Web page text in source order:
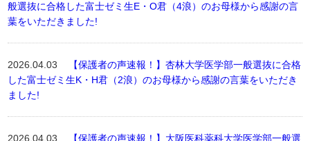
般選抜に合格した富士ゼミ生E・O君（4浪）のお母様から感謝の言
葉をいただきました!
2026.04.03
【保護者の声速報！】杏林大学医学部一般選抜に合格
した富士ゼミ生K・H君（2浪）のお母様から感謝の言葉をいただき
ました!
2026.04.03
【保護者の声速報！】大阪医科薬科大学医学部一般選